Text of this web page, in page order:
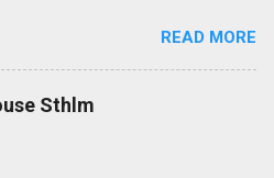
Hotel Lilien . I think we came up
week they were open. The entire
it's picked from an interior
did not stay in the main building.
READ MORE
Sthlm